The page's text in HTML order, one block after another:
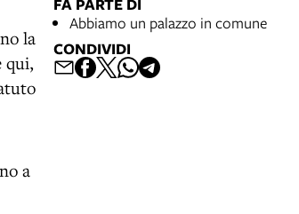
la
qui,
a
Abbiamo un palazzo in comune
CONDIVIDI